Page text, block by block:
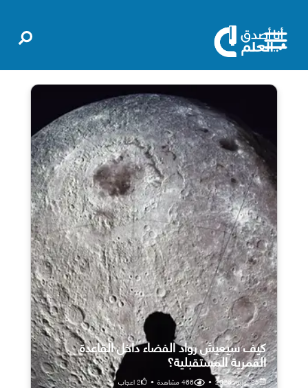
كيف سيعيش رواد الفضاء داخل القاعدة
القمرية المستقبلية؟
25 يوليو، 2026 •
466مشاهدة •
2اعجاب